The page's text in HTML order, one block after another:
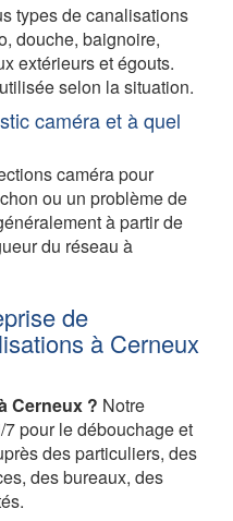
types de canalisations
douche, baignoire,
extérieurs et égouts.
selon la situation.
caméra et à quel
caméra pour
ou un problème de
à partir de
du réseau à
de
à Cerneux
Cerneux ? Notre
pour le débouchage et
des particuliers, des
des bureaux, des